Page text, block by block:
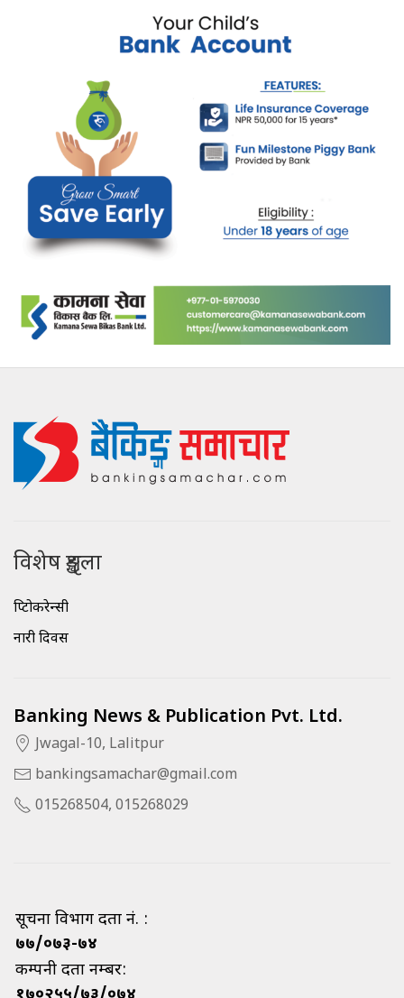
विशेष शृङ्खला
क्रिप्टोकरेन्सी
नारी दिवस
Banking News & Publication Pvt. Ltd.
Jwagal-10, Lalitpur
bankingsamachar@gmail.com
015268504, 015268029
सूचना विभाग दर्ता नं. :
७७/०७३-७४
कम्पनी दर्ता नम्बर: